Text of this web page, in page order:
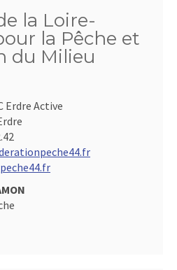
la Loire-
la Pêche et
du Milieu
Erdre Active